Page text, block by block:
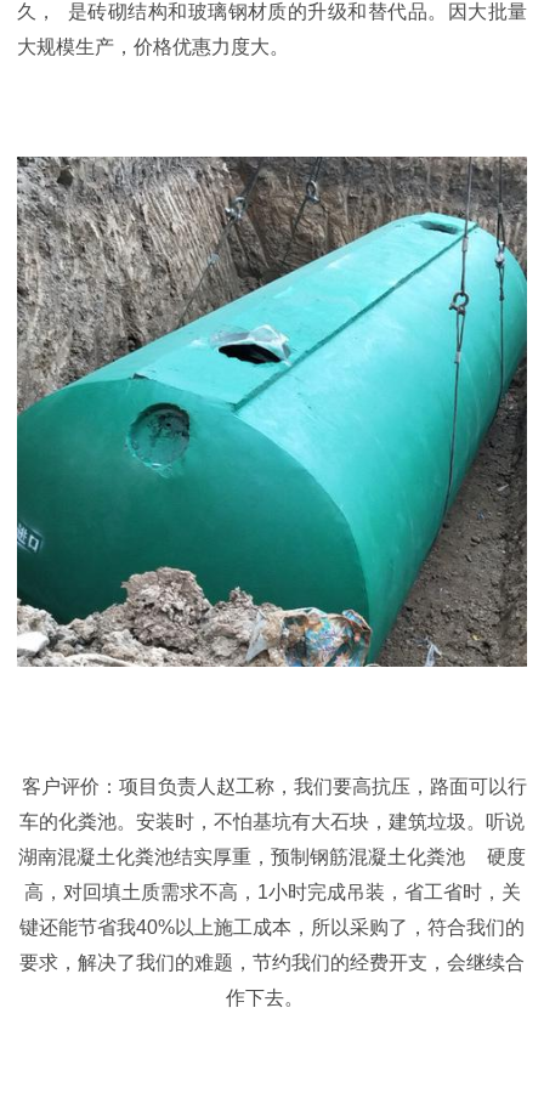
久， 是砖砌结构和玻璃钢材质的升级和替代品。因大批量
大规模生产，价格优惠力度大。
客户评价 ：项目负责人赵工称，我们要高抗压，路面可以行
车的化粪池。安装时，不怕基坑有大石块，建筑垃圾。听说
湖南混凝土化粪池结实厚重，预制钢筋混凝土化粪池
硬度
高，对回填土质需求不高，1小时完成吊装，省工省时，关
键还能节省我40%以上施工成本，所以采购了，符合我们的
要求，解决了我们的难题，节约我们的经费开支，会继续合
作下去。